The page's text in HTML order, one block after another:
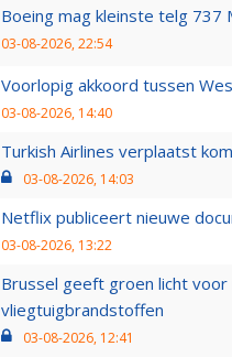
Boeing mag kleinste telg 737
03-08-2026, 22:54
Voorlopig akkoord tussen
03-08-2026, 14:40
Turkish Airlines verplaatst
03-08-2026, 14:03
Netflix publiceert nieuwe
03-08-2026, 13:22
Brussel geeft groen licht
vliegtuigbrandstoffen
03-08-2026, 12:41